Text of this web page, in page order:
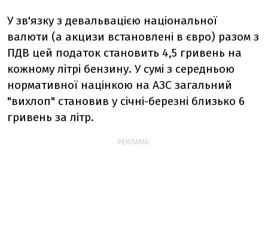
У зв'язку з девальвацією національної
валюти (а акцизи встановлені в євро) разом з
ПДВ цей податок становить 4,5 гривень на
кожному літрі бензину. У сумі з середньою
нормативної націнкою на АЗС загальний
"вихлоп" становив у січні-березні близько 6
гривень за літр.
РЕКЛАМА: